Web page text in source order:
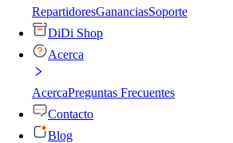
RepartidoresGananciasSoporte
DiDi Shop
Acerca
AcercaPreguntas Frecuentes
Contacto
Blog